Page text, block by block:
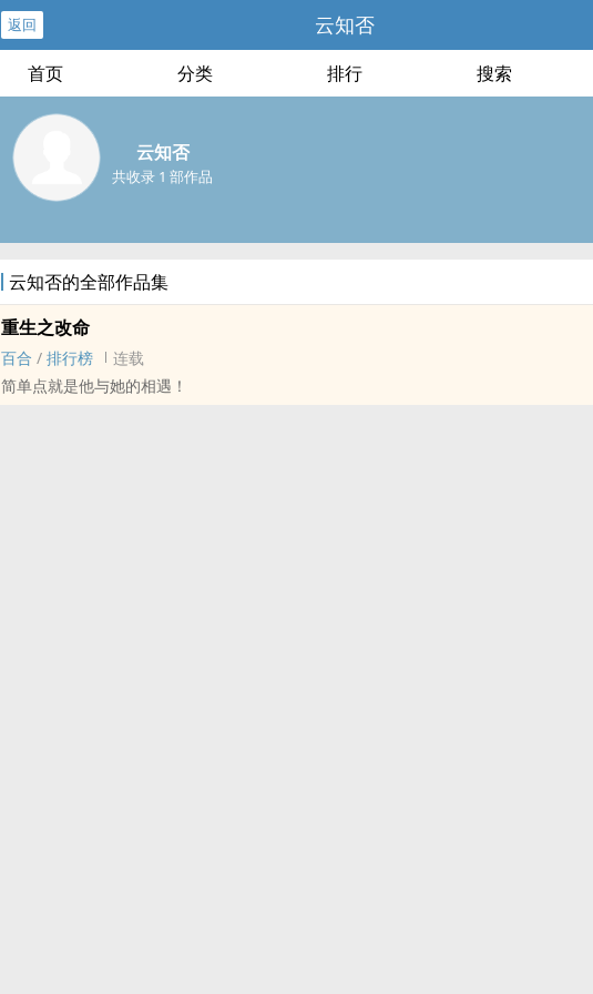
返回 云知否
首页 分类 排行 搜索
云知否
共收录 1 部作品
云知否的全部作品集
重生之改命
百合 / 排行榜
连载
简单点就是他与她的相遇！